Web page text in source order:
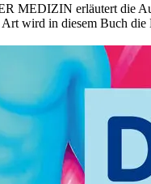
MEDIZIN erläutert die
wird in diesem Buch